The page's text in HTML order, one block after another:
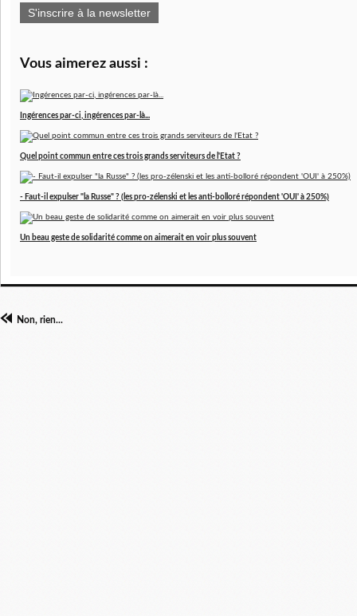
S'inscrire à la newsletter
Vous aimerez aussi :
Ingérences par-ci, ingérences par-là...
Quel point commun entre ces trois grands serviteurs de l'Etat ?
- Faut-il expulser "la Russe" ? (les pro-zélenski et les anti-bolloré répondent 'OUI' à 250%)
Un beau geste de solidarité comme on aimerait en voir plus souvent
Non, rien...